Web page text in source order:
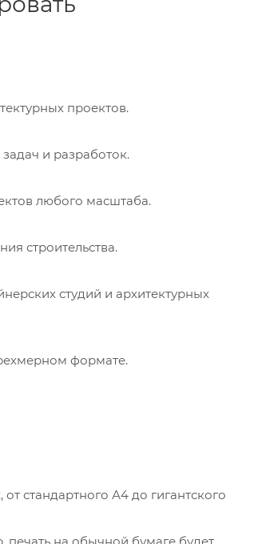
проектов.
и разработок.
любого масштаба.
строительства.
студий и архитектурных
формате.
стандартного А4 до гигантского